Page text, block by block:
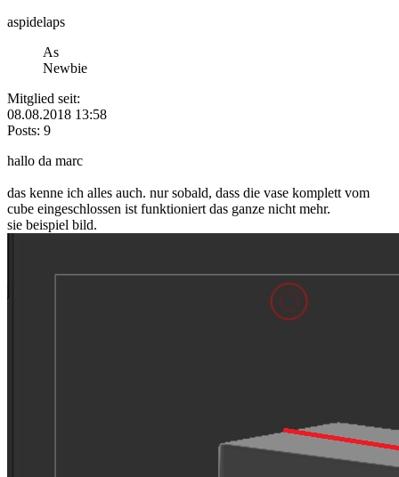
aspidelaps
As
Newbie
Mitglied seit:
08.08.2018 13:58
Posts: 9
hallo da marc
das kenne ich alles auch. nur sobald, dass die vase komplett vom
cube eingeschlossen ist funktioniert das ganze nicht mehr.
sie beispiel bild.